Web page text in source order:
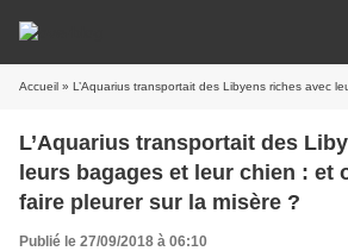
Accueil » L’Aquarius transportait des Libyens riches avec leurs bagages et leur chien
L’Aquarius transportait des
leurs bagages et leur chien : et
faire pleurer sur la misère ?
Publié le 27/09/2018 à 06:10